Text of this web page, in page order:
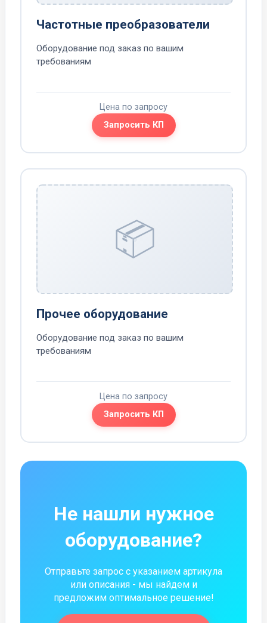
Частотные преобразователи
Оборудование под заказ по вашим
требованиям
Цена по запросу
Запросить КП
📦
Прочее оборудование
Оборудование под заказ по вашим
требованиям
Цена по запросу
Запросить КП
Не нашли нужное
оборудование?
Отправьте запрос с указанием артикула
или описания - мы найдем и
предложим оптимальное решение!